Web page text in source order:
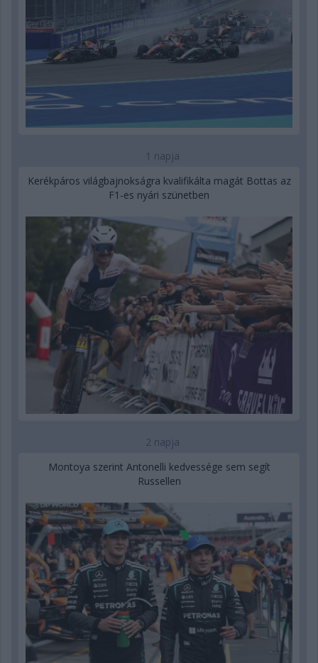
1 napja
Kerékpáros világbajnokságra kvalifikálta magát Bottas az
F1-es nyári szünetben
2 napja
Montoya szerint Antonelli kedvessége sem segít
Russellen